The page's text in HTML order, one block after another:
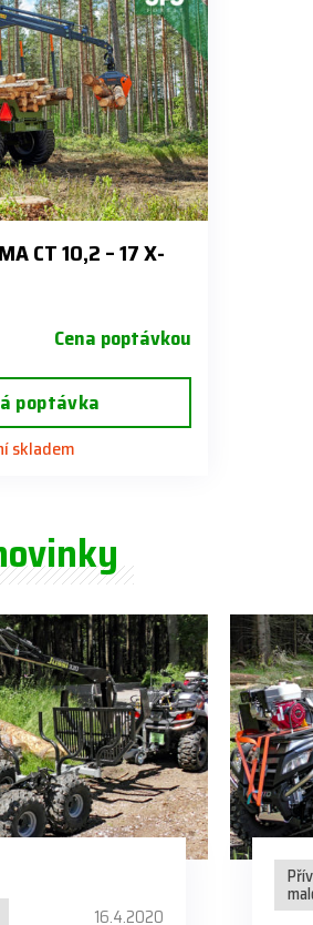
CT 10,2 – 17 X-
Cena poptávkou
poptávka
skladem
16.4.2020